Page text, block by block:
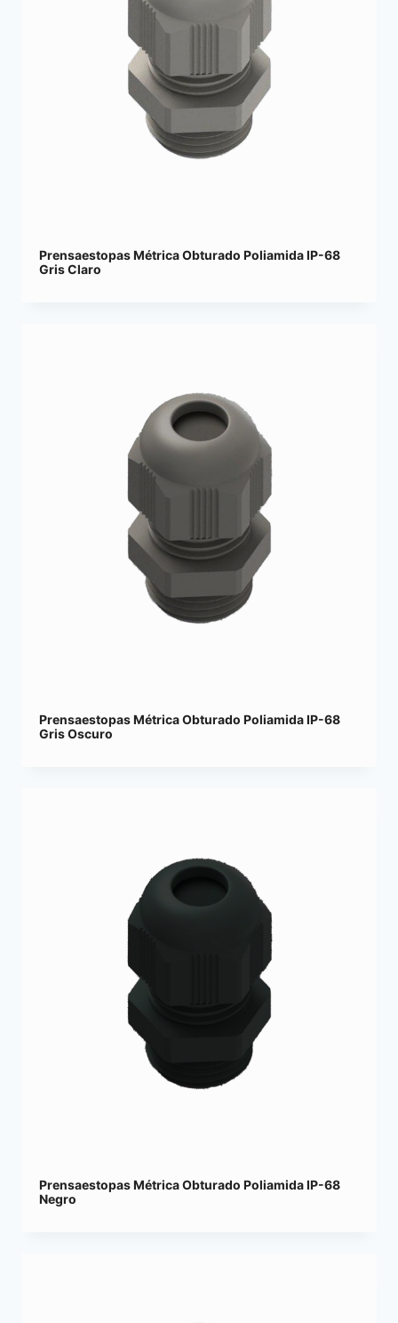
Prensaestopas Métrica Obturado Poliamida IP-68
Gris Claro
Prensaestopas Métrica Obturado Poliamida IP-68
Gris Oscuro
Prensaestopas Métrica Obturado Poliamida IP-68
Negro